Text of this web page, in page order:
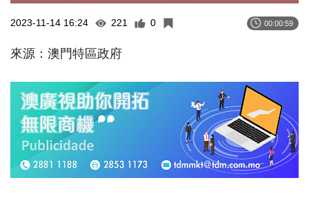
2023-11-14 16:24 221 0 00:00:59
來源：澳門特區政府